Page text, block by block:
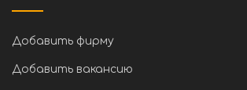
Добавить фирму
Добавить вакансию